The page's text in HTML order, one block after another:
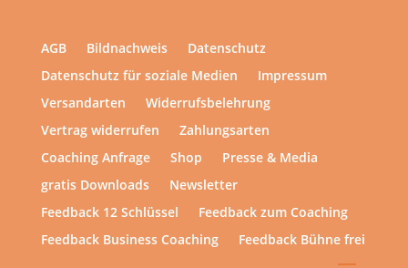
AGB Bildnachweis
Datenschutz
Datenschutz für soziale Medien
Impressum
Versandarten
Widerrufsbelehrung
Vertrag widerrufen
Zahlungsarten
Coaching Anfrage
Shop
Presse & Media
gratis Downloads
Newsletter
Feedback 12 Schlüssel
Feedback zum Coaching
Feedback Business Coaching
Feedback Bühne frei